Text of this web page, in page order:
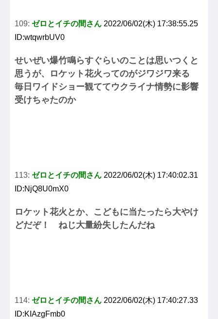
109: ゼロとイチの間さん 2022/06/02(木) 17:38:55.25
ID:wtqwrbUV0
せいぜい爆竹鳴らすぐらいのことは思いつくと
思うが、ロケット花火ってのがジワジワ来る
毎日ワイドショー観ててウクライナ情勢に影響
受けちゃたのか
113: ゼロとイチの間さん 2022/06/02(木) 17:40:02.31
ID:NjQ8U0mX0
ロケット花火とか、こどもに当たったら大やけ
どだぞ！ ねじ大量紛失したんだね
114: ゼロとイチの間さん 2022/06/02(木) 17:40:27.33
ID:KIAzgFmb0